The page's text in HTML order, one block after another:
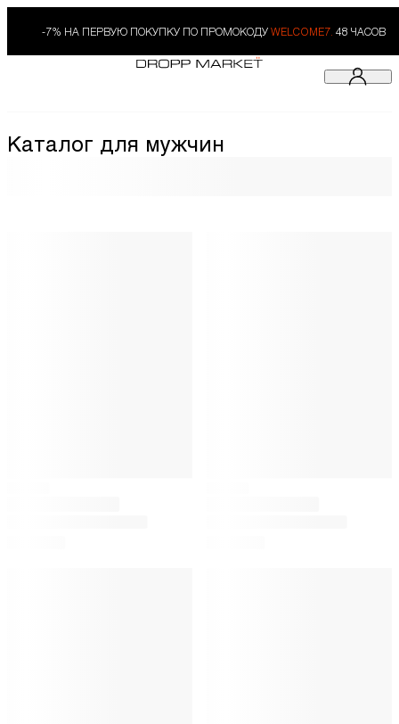
-7% НА ПЕРВУЮ ПОКУПКУ ПО ПРОМОКОДУ WELCOME7. 48 ЧАСОВ
Каталог для мужчин